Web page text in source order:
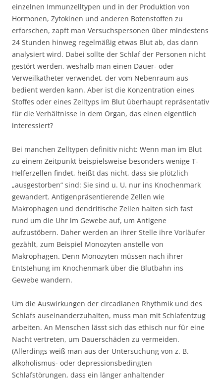
einzelnen Immunzelltypen und in der Produktion von
Hormonen, Zytokinen und anderen Botenstoffen zu
erforschen, zapft man Versuchspersonen über mindestens
24 Stunden hinweg regelmäßig etwas Blut ab, das dann
analysiert wird. Dabei sollte der Schlaf der Personen nicht
gestört werden, weshalb man einen Dauer- oder
Verweilkatheter verwendet, der vom Nebenraum aus
bedient werden kann. Aber ist die Konzentration eines
Stoffes oder eines Zelltyps im Blut überhaupt repräsentativ
für die Verhältnisse in dem Organ, das einen eigentlich
interessiert?
Bei manchen Zelltypen definitiv nicht: Wenn man im Blut
zu einem Zeitpunkt beispielsweise besonders wenige T-
Helferzellen findet, heißt das nicht, dass sie plötzlich
„ausgestorben“ sind: Sie sind u. U. nur ins Knochenmark
gewandert. Antigenpräsentierende Zellen wie
Makrophagen und dendritische Zellen halten sich fast
rund um die Uhr im Gewebe auf, um Antigene
aufzustöbern. Daher werden an ihrer Stelle ihre Vorläufer
gezählt, zum Beispiel Monozyten anstelle von
Makrophagen. Denn Monozyten müssen nach ihrer
Entstehung im Knochenmark über die Blutbahn ins
Gewebe wandern.
Um die Auswirkungen der circadianen Rhythmik und des
Schlafs auseinanderzuhalten, muss man mit Schlafentzug
arbeiten. An Menschen lässt sich das ethisch nur für eine
Nacht vertreten, um Dauerschäden zu vermeiden.
(Allerdings weiß man aus der Untersuchung von z. B.
alkoholismus- oder depressionsbedingten
Schlafstörungen, dass ein länger anhaltender